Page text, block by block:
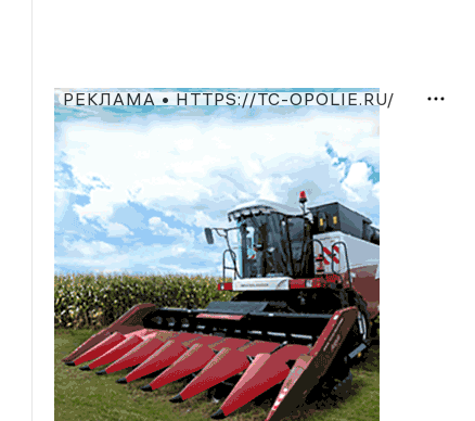
РЕКЛАМА • HTTPS://TC-OPOLIE.RU/